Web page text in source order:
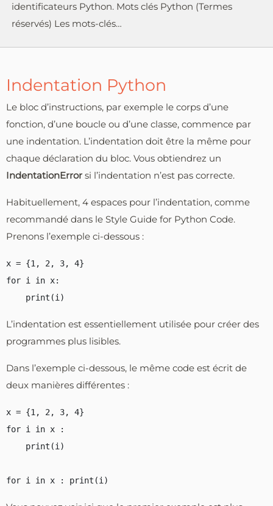
identificateurs Python. Mots clés Python (Termes
réservés) Les mots-clés…
Indentation Python
Le bloc d’instructions, par exemple le corps d’une
fonction, d’une boucle ou d’une classe, commence par
une indentation. L’indentation doit être la même pour
chaque déclaration du bloc. Vous obtiendrez un
IndentationError si l’indentation n’est pas correcte.
Habituellement, 4 espaces pour l’indentation, comme
recommandé dans le Style Guide for Python Code.
Prenons l’exemple ci-dessous :
x = {1, 2, 3, 4}
for i in x:
L’indentation est essentiellement utilisée pour créer des
programmes plus lisibles.
Dans l’exemple ci-dessous, le même code est écrit de
deux manières différentes :
x = {1, 2, 3, 4}
for i in x :
    print(i)